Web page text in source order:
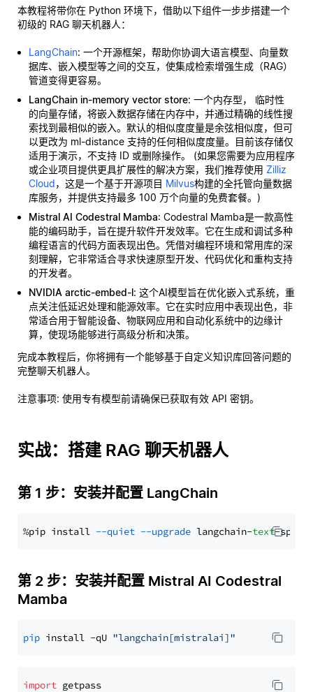
本教程将带你在 Python 环境下，借助以下组件一步步搭建一个
初级的 RAG 聊天机器人：
LangChain: 一个开源框架，帮助你协调大语言模型、向量数
据库、嵌入模型等之间的交互，使集成检索增强生成（RAG）
管道变得更容易。
LangChain in-memory vector store: 一个内存型， 临时性
的向量存储，将嵌入数据存储在内存中，并通过精确的线性搜
索找到最相似的嵌入。默认的相似度度量是余弦相似度，但可
以更改为 ml-distance 支持的任何相似度度量。目前该存储仅
适用于演示，不支持 ID 或删除操作。 (如果您需要为应用程序
或企业项目提供更具扩展性的解决方案，我们推荐使用 Zilliz
Cloud，这是一个基于开源项目 Milvus构建的全托管向量数据
库服务，并提供支持最多 100 万个向量的免费套餐。)
Mistral AI Codestral Mamba: Codestral Mamba是一款高性
能的编码助手，旨在提升软件开发效率。它在生成和调试多种
编程语言的代码方面表现出色。凭借对编程环境和常用库的深
刻理解，它非常适合寻求快速原型开发、代码优化和重构支持
的开发者。
NVIDIA arctic-embed-l: 这个AI模型旨在优化嵌入式系统，重
点关注低延迟处理和能源效率。它在实时应用中表现出色，非
常适合用于智能设备、物联网应用和自动化系统中的边缘计
算，使现场能够进行高级分析和决策。
完成本教程后，你将拥有一个能够基于自定义知识库回答问题的
完整聊天机器人。
注意事项: 使用专有模型前请确保已获取有效 API 密钥。
实战：搭建 RAG 聊天机器人
第 1 步：安装并配置 LangChain
%pip install --quiet --upgrade langchain-text
第 2 步：安装并配置 Mistral AI Codestral
Mamba
pip install -qU "langchain[mistralai]"
import